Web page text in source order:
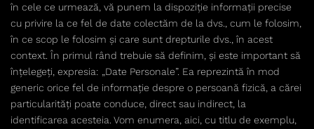
în cele ce urmează, vă punem la dispoziție informații precise
cu privire la ce fel de date colectăm de la dvs., cum le folosim,
în ce scop le folosim și care sunt drepturile dvs., în acest
context. În primul rând trebuie să definim, și este important să
înțelegeți, expresia: „Date Personale”. Ea reprezintă în mod
generic orice fel de informație despre o persoană fizică, a cărei
particularități poate conduce, direct sau indirect, la
identificarea acesteia. Vom enumera, aici, cu titlu de exemplu,